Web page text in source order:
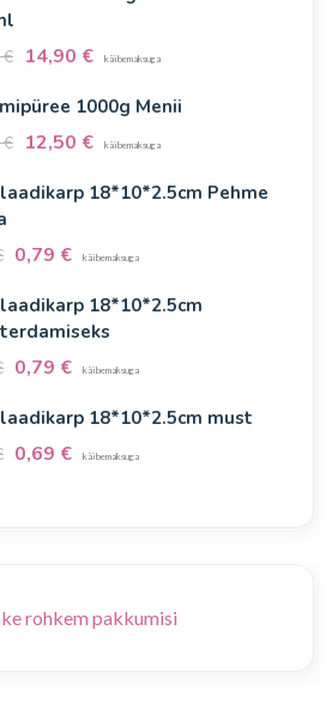
€ 14,90 € käibemaksuga
1000g Menii
€ 12,50 € käibemaksuga
18*10*2.5cm Pehme
0,79 € käibemaksuga
18*10*2.5cm
0,79 € käibemaksuga
18*10*2.5cm must
0,69 € käibemaksuga
rohkem pakkumisi